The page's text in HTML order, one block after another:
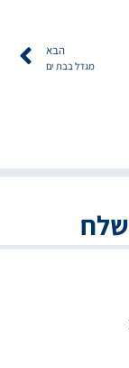
הבא
מגדל בבת ים